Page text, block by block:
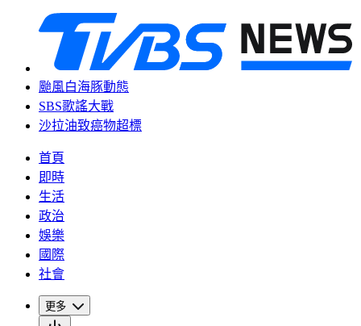
颱風白海豚動態
SBS歌謠大戰
沙拉油致癌物超標
首頁
即時
生活
政治
娛樂
國際
社會
更多